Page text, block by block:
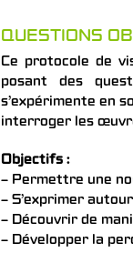
QUESTIONS
Ce protocole de
posant des
s’expérimente en
interroger les
Objectifs :
– Permettre une
– S’exprimer
– Découvrir de
– Développer la